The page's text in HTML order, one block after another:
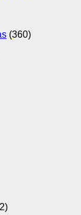
(360)